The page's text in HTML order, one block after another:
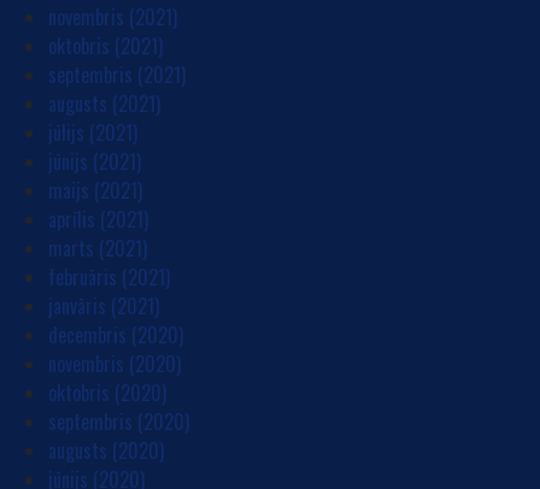
novembris (2021)
oktobris (2021)
septembris (2021)
augusts (2021)
jūlijs (2021)
jūnijs (2021)
maijs (2021)
aprīlis (2021)
marts (2021)
februāris (2021)
janvāris (2021)
decembris (2020)
novembris (2020)
oktobris (2020)
septembris (2020)
augusts (2020)
jūnijs (2020)